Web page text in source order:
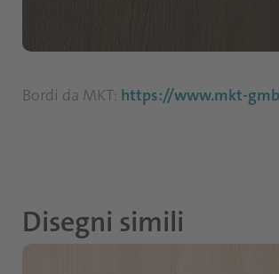
Bordi da MKT: https://www.mkt-
Disegni simili